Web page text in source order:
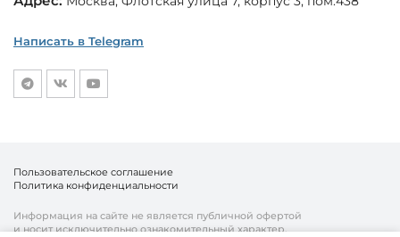
Написать в Telegram
Информация на сайте не является публичной офертой
и носит исключительно ознакомительный характер.
Пользовательское соглашение
Политика конфиденциальности